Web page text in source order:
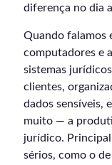
diferença no dia
Quando falamos
computadores e
sistemas
clientes,
dados sensíveis,
muito — a
jurídico.
sérios, como o